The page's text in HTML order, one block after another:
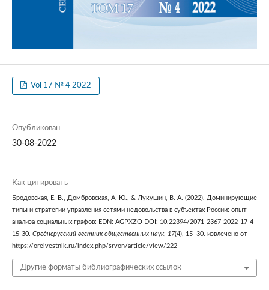
Vol 17 № 4 2022
Опубликован
30-08-2022
Как цитировать
Бродовская, Е. В., Домбровская, А. Ю., & Лукушин, В. А. (2022). Доминирующие
типы и стратегии управления сетями недовольства в субъектах России: опыт
анализа социальных графов: EDN: AGPXZO DOI: 10.22394/2071-2367-2022-17-4-
15-30. Среднерусский вестник общественных наук, 17(4), 15–30. извлечено от
https://orelvestnik.ru/index.php/srvon/article/view/222
Другие форматы библиографических ссылок